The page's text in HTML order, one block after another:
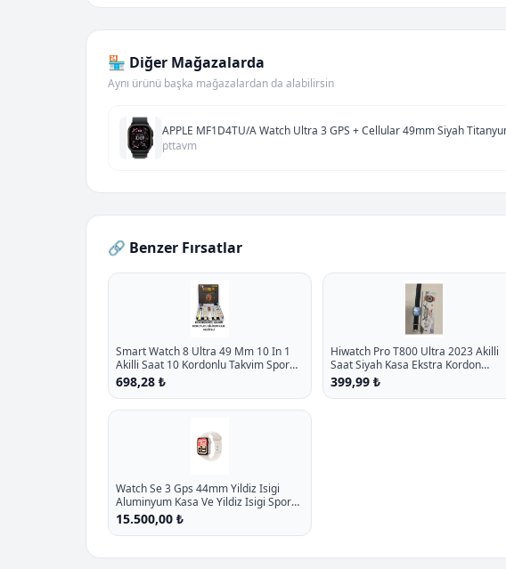
🏪 Diğer Mağazalarda
Aynı ürünü başka mağazalardan da alabilirsin
APPLE MF1D4TU/A Watch Ultra 3 GPS + Cellular 49mm Siyah
pttavm
🔗 Benzer Fırsatlar
Smart Watch 8 Ultra 49 Mm 10 In 1
Akilli Saat 10 Kordonlu Takvim Spor
Whatsapp Menulu Koruma Kilifli P -
%11.7 İndirim
698,28 ₺
Hiwatch Pro T800 Ultra 2023 Akilli
Saat Siyah Kasa Ekstra Kordon
Hediyeli P - %27.1 İndirim
399,99 ₺
Watch Se 3 Gps 44mm Yildiz Isigi
Aluminyum Kasa Ve Yildiz Isigi Spor
Kordon M L P - %17.6 İndirim
15.500,00 ₺